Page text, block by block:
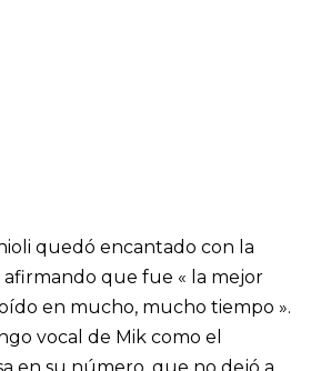
quedó encantado con la
afirmando que fue « la mejor
en mucho, mucho tiempo ».
vocal de Mik como el